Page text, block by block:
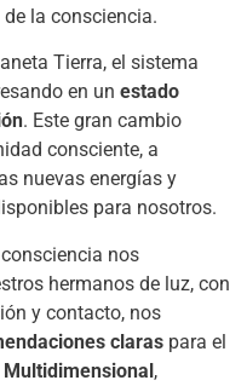
la consciencia.
Tierra, el sistema
en un estado
. Este gran cambio
consciente, a
nuevas energías y
para nosotros.
nos
hermanos de luz, con
y contacto, nos
claras para el
Multidimensional,